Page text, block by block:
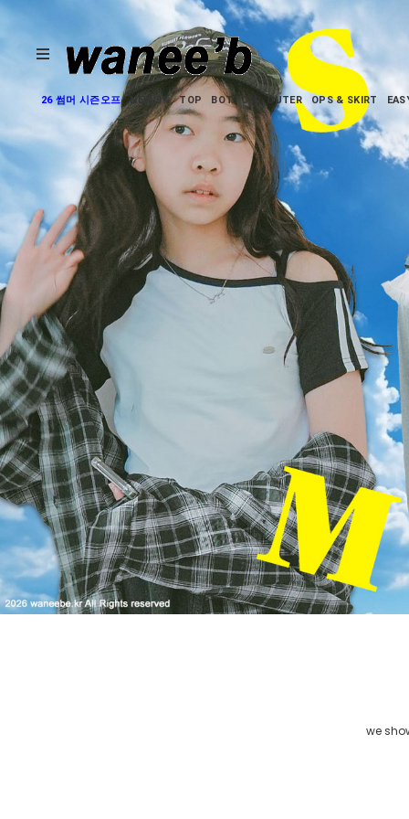
26 썸머 시즌오프 NEW 5% TOP BOTTOM OUTER OPS & SKIRT
we